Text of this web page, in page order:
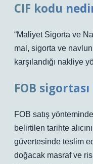
CIF kodu
“Maliyet Sigorta ve
mal, sigorta ve navlun
karşılandığı nakliye
FOB
FOB satış
belirtilen tarihte
güvertesinde teslim
doğacak masraf ve